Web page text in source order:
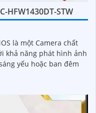
HFW1430DT-STW
là một Camera chất
yếu hoặc ban đêm